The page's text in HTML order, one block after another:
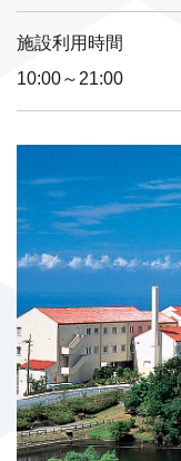
施設利用時間
10:00～21:00